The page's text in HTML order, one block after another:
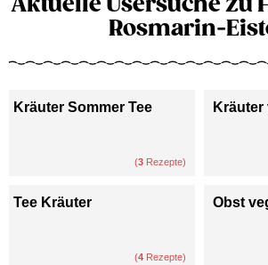
Rosmarin-
Kräuter Sommer Tee
(3 Rezepte)
Kräuter
Tee Kräuter
(4 Rezepte)
Obst